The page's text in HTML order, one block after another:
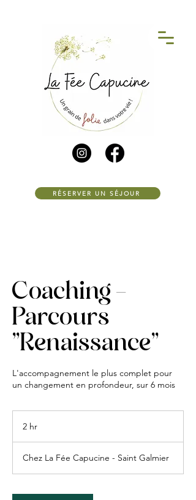
RÉSERVER UN SÉJOUR
Coaching -
Parcours
"Renaissance"
L'accompagnement le plus complet pour
un changement en profondeur, sur 6 mois
2 hr
Chez La Fée Capucine - Saint Galmier